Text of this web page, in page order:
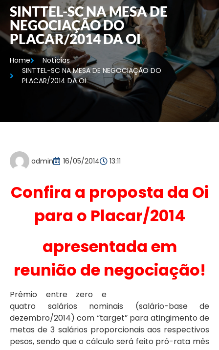
SINTTEL-SC NA MESA DE
NEGOCIAÇÃO DO
PLACAR/2014 DA OI
Home
Notícias
SINTTEL-SC NA MESA DE NEGOCIAÇÃO DO
PLACAR/2014 DA OI
admin 16/05/2014 13:11
Confira a proposta da Oi
para o Placar/2014
apresentada em
reunião de negociação!
Prêmio entre zero e
quatro salários nominais (salário-base de
dezembro/2014) com “target” para atingimento de
metas de 3 salários proporcionais aos respectivos
pesos, sendo que o cálculo será feito pró-rata mês